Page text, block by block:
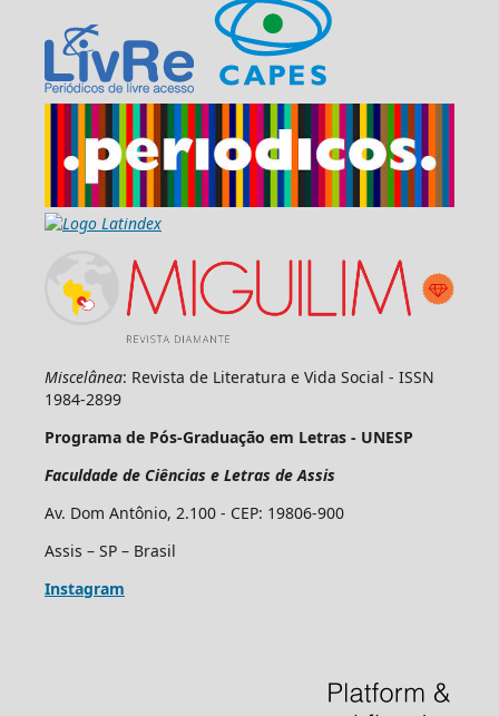
Miscelânea: Revista de Literatura e Vida Social - ISSN
1984-2899
Programa de Pós-Graduação em Letras - UNESP
Faculdade de Ciências e Letras de Assis
Av. Dom Antônio, 2.100 - CEP: 19806-900
Assis – SP – Brasil
Instagram